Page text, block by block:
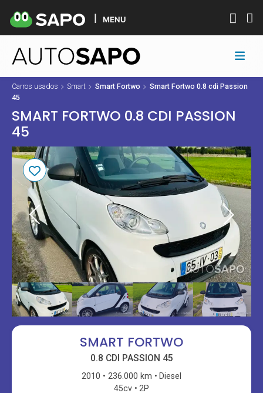
MENU
Carros usados Smart Smart Fortwo
Smart Fortwo 0.8 cdi Passion
45
SMART FORTWO 0.8 CDI PASSION
45
SMART FORTWO
0.8 CDI PASSION 45
2010 236.000 km
Diesel
45cv
2P